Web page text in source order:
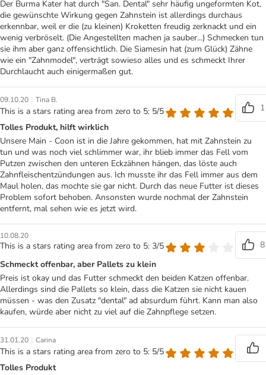
Der Burma Kater hat durch "San. Dental" sehr häufig ungeformten Kot,
die gewünschte Wirkung gegen Zahnstein ist allerdings durchaus
erkennbar, weil er die (zu kleinen) Kroketten freudig zerknackt und ein
wenig verbröselt. (Die Angestellten machen ja sauber...) Schmecken tun
sie ihm aber ganz offensichtlich. Die Siamesin hat (zum Glück) Zähne
wie ein "Zahnmodel", verträgt sowieso alles und es schmeckt Ihrer
Durchlaucht auch einigermaßen gut.
09.10.20 | Tina B.
This is a stars rating area from zero to 5: 5/5
1
Tolles Produkt, hilft wirklich
Unsere Main - Coon ist in die Jahre gekommen, hat mit Zahnstein zu
tun und was noch viel schlimmer war, ihr blieb immer das Fell vom
Putzen zwischen den unteren Eckzähnen hängen, das löste auch
Zahnfleischentzündungen aus. Ich musste ihr das Fell immer aus dem
Maul holen, das mochte sie gar nicht. Durch das neue Futter ist dieses
Problem sofort behoben. Ansonsten wurde nochmal der Zahnstein
entfernt, mal sehen wie es jetzt wird.
10.08.20
This is a stars rating area from zero to 5: 3/5
8
Schmeckt offenbar, aber Pallets zu klein
Preis ist okay und das Futter schmeckt den beiden Katzen offenbar.
Allerdings sind die Pallets so klein, dass die Katzen sie nicht kauen
müssen - was den Zusatz "dental" ad absurdum führt. Kann man also
kaufen, würde aber nicht zu viel auf die Zahnpflege setzen.
31.01.20 | Carina
This is a stars rating area from zero to 5: 5/5
Tolles Produkt